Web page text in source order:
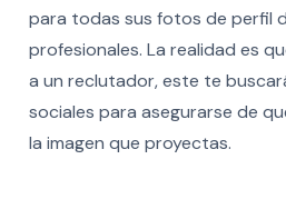
para todas sus fotos de perfil
profesionales. La realidad es
a un reclutador, este te
sociales para asegurarse de
la imagen que proyectas.